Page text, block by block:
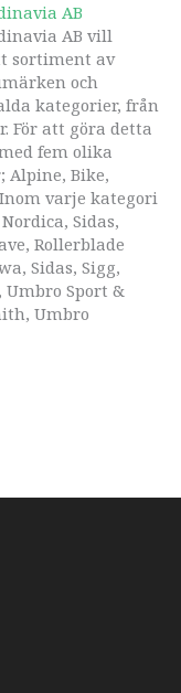
AB
AB vill
sortiment av
och
kategorier, från
För att göra detta
fem olika
Alpine, Bike,
varje kategori
Sidas,
Rollerblade
Sidas, Sigg,
Umbro Sport &
Umbro